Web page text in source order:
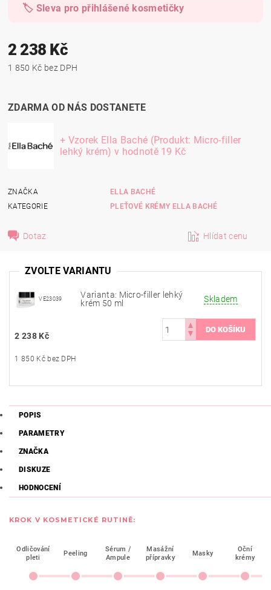
🏷️ Sleva pro přihlášené kosmetičky
2 238 Kč
1 850 Kč bez DPH
ZDARMA OD NÁS DOSTANETE
+ Vzorek Ella Baché (Produkt: Micro-filler
lehký krém) v hodnotě 19 Kč
ZNAČKA
ELLA BACHÉ
KATEGORIE
PLEŤOVÉ KRÉMY ELLA BACHÉ
Dotaz Hlídat cenu
ZVOLTE VARIANTU
VE23039
Varianta: Micro-filler lehký
krém 50 ml
Skladem
2 238 Kč
1 850 Kč bez DPH
POPIS
PARAMETRY
ZNAČKA
DISKUZE
HODNOCENÍ
KROK V KOSMETICKÉ RUTINĚ:
Odličování
pleti
Peeling
Sérum /
Ampule
Masážní
přípravky
Masky
Oční
krémy